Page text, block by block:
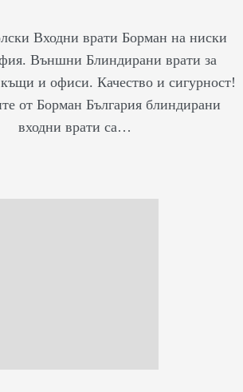
Входни врати Борман на ниски
Външни Блиндирани врати за
и офиси. Качество и сигурност!
от Борман България блиндирани
входни врати са…